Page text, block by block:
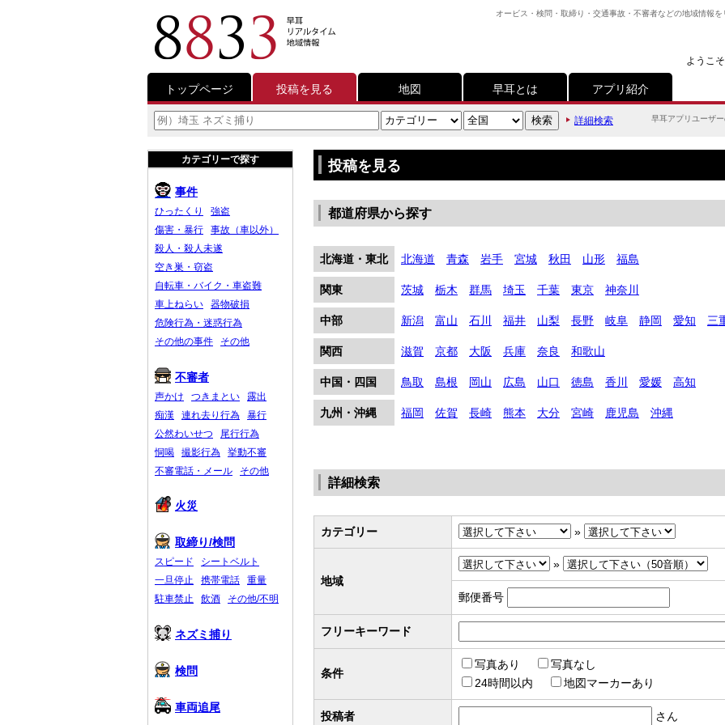
オービス・検問・取締り・交通事故・不審者などの地域情報
ようこそ
トップページ 投稿を見る 地図 早耳とは アプリ紹介
早耳アプリユーザ
詳細検索
投稿を見る
都道府県から探す
北海道・東北 北海道 青森 岩手 宮城 秋田 山形 福島
関東 茨城 栃木 群馬 埼玉 千葉 東京 神奈川
中部 新潟 富山 石川 福井 山梨 長野 岐阜 静岡 愛知 三
関西 滋賀 京都 大阪 兵庫 奈良 和歌山
中国・四国 鳥取 島根 岡山 広島 山口 徳島 香川 愛媛 高知
九州・沖縄 福岡 佐賀 長崎 熊本 大分 宮崎 鹿児島 沖縄
詳細検索
カテゴリー »
地域
»
郵便番号
フリーキーワード
条件
写真あり
写真なし
24時間以内
地図マーカーあり
投稿者 さん
カテゴリーで探す
事件
ひったくり
強盗
傷害・暴行
事故（車以外）
殺人・殺人未遂
空き巣・窃盗
自転車・バイク・車盗難
車上ねらい
器物破損
危険行為・迷惑行為
その他の事件
その他
不審者
声かけ つきまとい
露出
痴漢
連れ去り行為
暴行
公然わいせつ
尾行行為
恫喝
撮影行為
挙動不審
不審電話・メール
その他
火災
取締り/検問
スピード
シートベルト
一旦停止
携帯電話
重量
駐車禁止
飲酒 その他/不明
ネズミ捕り
検問
車両追尾